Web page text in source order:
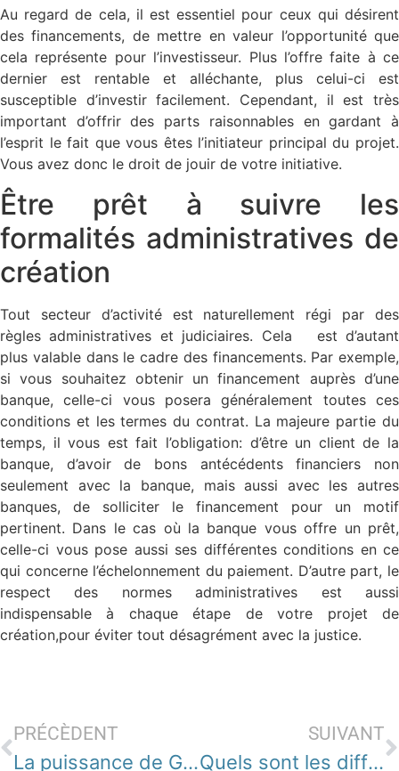
Au regard de cela, il est essentiel pour ceux qui désirent
des financements, de mettre en valeur l’opportunité que
cela représente pour l’investisseur. Plus l’offre faite à ce
dernier est rentable et alléchante, plus celui-ci est
susceptible d’investir facilement. Cependant, il est très
important d’offrir des parts raisonnables en gardant à
l’esprit le fait que vous êtes l’initiateur principal du projet.
Vous avez donc le droit de jouir de votre initiative.
Être prêt à suivre les
formalités administratives de
création
Tout secteur d’activité est naturellement régi par des
règles administratives et judiciaires. Cela est d’autant
plus valable dans le cadre des financements. Par exemple,
si vous souhaitez obtenir un financement auprès d’une
banque, celle-ci vous posera généralement toutes ces
conditions et les termes du contrat. La majeure partie du
temps, il vous est fait l’obligation: d’être un client de la
banque, d’avoir de bons antécédents financiers non
seulement avec la banque, mais aussi avec les autres
banques, de solliciter le financement pour un motif
pertinent. Dans le cas où la banque vous offre un prêt,
celle-ci vous pose aussi ses différentes conditions en ce
qui concerne l’échelonnement du paiement. D’autre part, le
respect des normes administratives est aussi
indispensable à chaque étape de votre projet de
création,pour éviter tout désagrément avec la justice.
PRÉCÈDENT
La puissance de GAFA dans le domaine financier
SUIVANT
Quels sont les différents types de placement financier ?